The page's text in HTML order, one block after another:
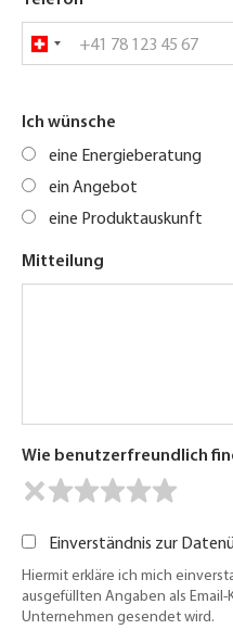
Ich wünsche
eine Energieberatung
ein Angebot
eine Produktauskunft
Mitteilung
Wie benutzerfreundlich
Einverständnis zur
Hiermit erkläre ich mich
ausgefüllten Angaben als
Unternehmen gesendet wird.